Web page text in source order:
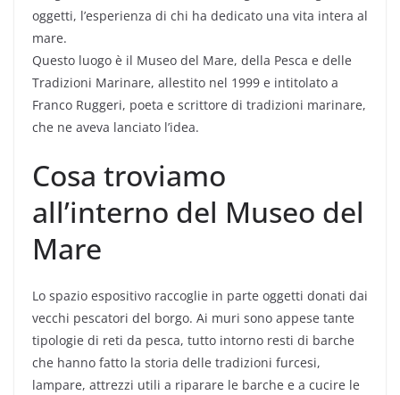
oggetti, l’esperienza di chi ha dedicato una vita intera al
mare.
Questo luogo è il Museo del Mare, della Pesca e delle
Tradizioni Marinare, allestito nel 1999 e intitolato a
Franco Ruggeri, poeta e scrittore di tradizioni marinare,
che ne aveva lanciato l’idea.
Cosa troviamo
all’interno del Museo del
Mare
Lo spazio espositivo raccoglie in parte oggetti donati dai
vecchi pescatori del borgo. Ai muri sono appese tante
tipologie di reti da pesca, tutto intorno resti di barche
che hanno fatto la storia delle tradizioni furcesi,
lampare, attrezzi utili a riparare le barche e a cucire le